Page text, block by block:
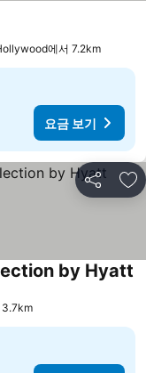
에서 7.2km
요금 보기
공유 즐
by Hyatt
3.7km